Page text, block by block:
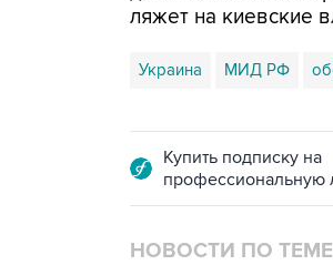
ляжет на киевские
Украина МИД РФ
Купить подписку на
профессиональную
НОВОСТИ ПО ТЕМЕ